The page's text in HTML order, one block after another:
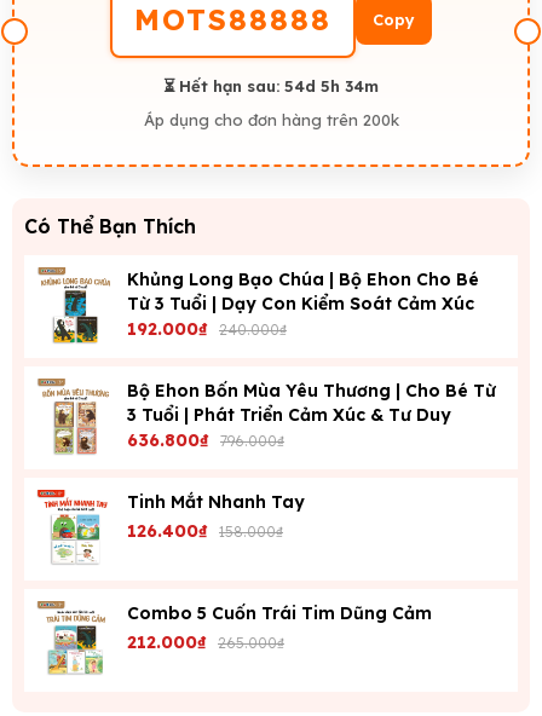
MOTS88888 Copy
⏳ Hết hạn sau: 54d 5h 34m
Áp dụng cho đơn hàng trên 200k
Có Thể Bạn Thích
Khủng Long Bạo Chúa | Bộ Ehon Cho Bé
Từ 3 Tuổi | Dạy Con Kiểm Soát Cảm Xúc
192.000₫ 240.000₫
Bộ Ehon Bốn Mùa Yêu Thương | Cho Bé Từ
3 Tuổi | Phát Triển Cảm Xúc & Tư Duy
636.800₫ 796.000₫
Tinh Mắt Nhanh Tay
126.400₫ 158.000₫
Combo 5 Cuốn Trái Tim Dũng Cảm
212.000₫ 265.000₫